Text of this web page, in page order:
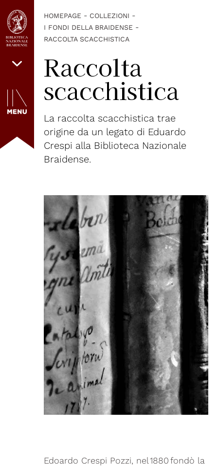
HOMEPAGE - COLLEZIONI -
I FONDI DELLA BRAIDENSE -
RACCOLTA SCACCHISTICA
Raccolta
scacchistica
La raccolta scacchistica trae
origine da un legato di Eduardo
Crespi alla Biblioteca Nazionale
Braidense.
Edoardo Crespi Pozzi, nel 1880 fondò la